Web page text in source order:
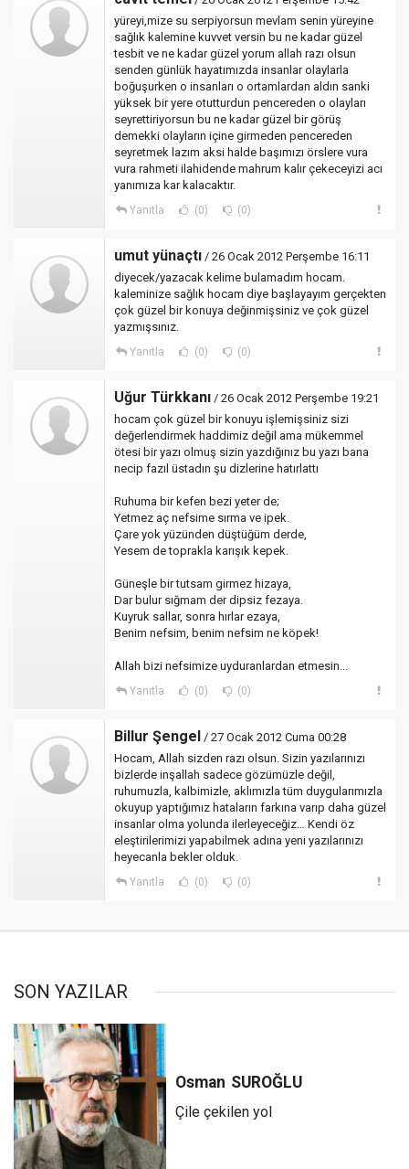
yüreyi,mize su serpiyorsun mevlam senin yüreyine
sağlık kalemine kuvvet versin bu ne kadar güzel
tesbit ve ne kadar güzel yorum allah razı olsun
senden günlük hayatımızda insanlar olaylarla
boğuşurken o insanları o ortamlardan aldın sanki
yüksek bir yere otutturdun pencereden o olayları
seyrettiriyorsun bu ne kadar güzel bir görüş
demekki olayların içine girmeden pencereden
seyretmek lazım aksi halde başımızı örslere vura
vura rahmeti ilahidende mahrum kalır çekeceyizi acı
yanımıza kar kalacaktır.
Yanıtla (0) (0)
umut yünaçtı / 26 Ocak 2012 Perşembe 16:11
diyecek/yazacak kelime bulamadım hocam.
kaleminize sağlık hocam diye başlayayım gerçekten
çok güzel bir konuya değinmişsiniz ve çok güzel
yazmışsınız.
Yanıtla (0) (0)
Uğur Türkkanı / 26 Ocak 2012 Perşembe 19:21
hocam çok güzel bir konuyu işlemişsiniz sizi
değerlendirmek haddimiz değil ama mükemmel
ötesi bir yazı olmuş sizin yazdığınız bu yazı bana
necip fazıl üstadın şu dizlerine hatırlattı
Ruhuma bir kefen bezi yeter de;
Yetmez aç nefsime sırma ve ipek.
Çare yok yüzünden düştüğüm derde,
Yesem de toprakla karışık kepek.
Güneşle bir tutsam girmez hizaya,
Dar bulur sığmam der dipsiz fezaya.
Kuyruk sallar, sonra hırlar ezaya,
Benim nefsim, benim nefsim ne köpek!
Allah bizi nefsimize uyduranlardan etmesin...
Yanıtla (0) (0)
Billur Şengel / 27 Ocak 2012 Cuma 00:28
Hocam, Allah sizden razı olsun. Sizin yazılarınızı
bizlerde inşallah sadece gözümüzle değil,
ruhumuzla, kalbimizle, aklımızla tüm duygularımızla
okuyup yaptığımız hataların farkına varıp daha güzel
insanlar olma yolunda ilerleyeceğiz… Kendi öz
eleştirilerimizi yapabilmek adına yeni yazılarınızı
heyecanla bekler olduk.
Yanıtla (0) (0)
SON YAZILAR
Osman SUROĞLU
Çile çekilen yol